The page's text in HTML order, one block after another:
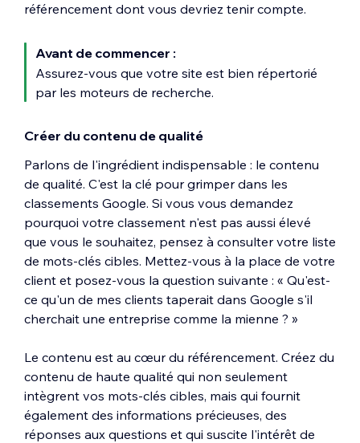
référencement dont vous devriez tenir compte.
Avant de commencer :
Assurez-vous que votre site est bien répertorié
par les moteurs de recherche.
Créer du contenu de qualité
Parlons de l'ingrédient indispensable : le contenu
de qualité. C'est la clé pour grimper dans les
classements Google. Si vous vous demandez
pourquoi votre classement n'est pas aussi élevé
que vous le souhaitez, pensez à consulter votre liste
de mots‑clés cibles. Mettez-vous à la place de votre
client et posez-vous la question suivante : « Qu'est-
ce qu'un de mes clients taperait dans Google s'il
cherchait une entreprise comme la mienne ? »
Le contenu est au cœur du référencement. Créez du
contenu de haute qualité qui non seulement
intègrent vos mots-clés cibles, mais qui fournit
également des informations précieuses, des
réponses aux questions et qui suscite l'intérêt de